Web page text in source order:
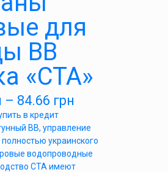
для
ВВ
«СТА»
– 84.66 грн
в кредит
ВВ, управление
украинского
водопроводные
СТА имеют